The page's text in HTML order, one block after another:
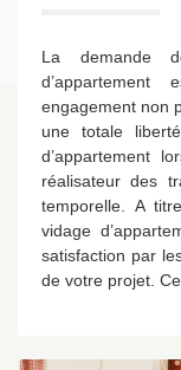
La demande
engagement non
une totale
d’appartement
réalisateur des
temporelle. A
vidage
satisfaction par
de votre projet.